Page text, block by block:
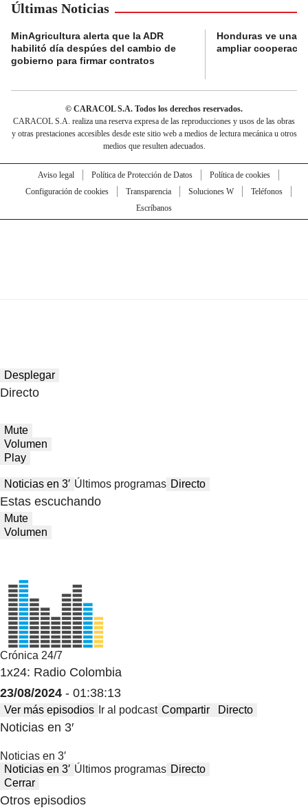
Últimas Noticias
MinAgricultura alerta que la ADR
habilitó día despúes del cambio de
gobierno para firmar contratos
Honduras ve una
ampliar
© CARACOL S.A. Todos los derechos reservados.
CARACOL S.A. realiza una reserva expresa de las reproducciones y usos de las obras
y otras prestaciones accesibles desde este sitio web a medios de lectura mecánica u otros
medios que resulten adecuados.
Aviso legal Política de Protección de Datos
Política de cookies
Configuración de cookies
Transparencia Soluciones W
Teléfonos
Escríbanos
Desplegar
Directo
Mute
Volumen
Play
Noticias en 3′ Últimos programas Directo
Estas escuchando
Mute
Volumen
Crónica 24/7
1x24: Radio Colombia
23/08/2024 - 01:38:13
Ver más episodios Ir al podcast Compartir Directo
Noticias en 3′
Noticias en 3′
Noticias en 3′ Últimos programas Directo
Cerrar
Otros episodios